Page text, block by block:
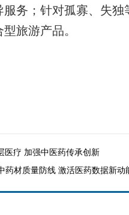
务；针对孤寡、失
旅游产品。
医疗 加强中医药传承创新
药材质量防线 激活医药数据新动